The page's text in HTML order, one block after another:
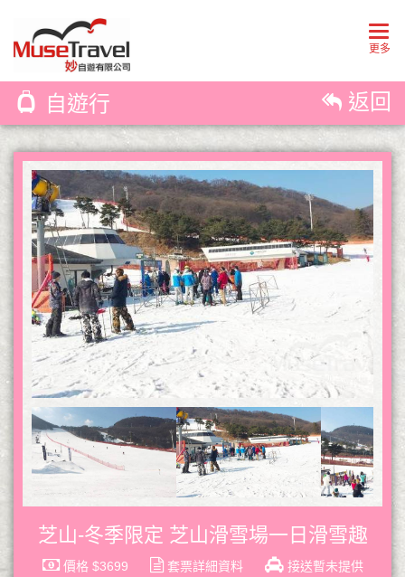
更多
自遊行 返回
芝山-冬季限定 芝山滑雪場一日滑雪趣
價格 $3699 套票詳細資料
接送暫未提供